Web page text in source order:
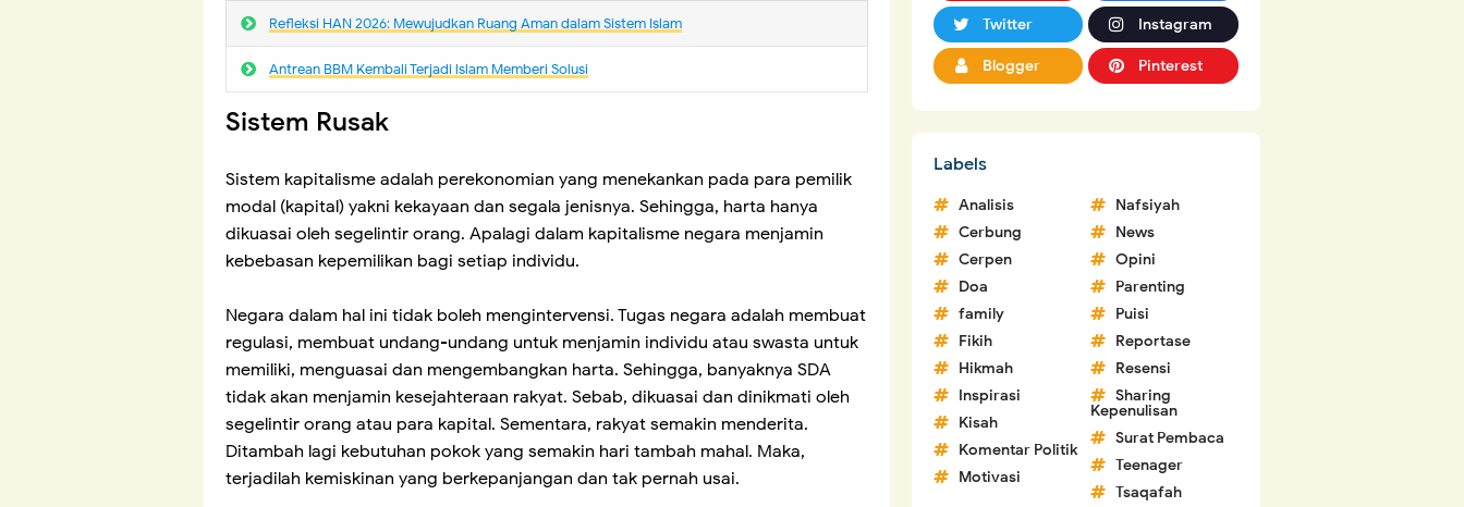
Refleksi HAN 2026: Mewujudkan Ruang Aman dalam Sistem Islam
Antrean BBM Kembali Terjadi lslam Memberi Solusi
Sistem Rusak
Sistem kapitalisme adalah perekonomian yang menekankan pada para pemilik
modal (kapital) yakni kekayaan dan segala jenisnya. Sehingga, harta hanya
dikuasai oleh segelintir orang. Apalagi dalam kapitalisme negara menjamin
kebebasan kepemilikan bagi setiap individu.
Negara dalam hal ini tidak boleh mengintervensi. Tugas negara adalah membuat
regulasi, membuat undang-undang untuk menjamin individu atau swasta untuk
memiliki, menguasai dan mengembangkan harta. Sehingga, banyaknya SDA
tidak akan menjamin kesejahteraan rakyat. Sebab, dikuasai dan dinikmati oleh
segelintir orang atau para kapital. Sementara, rakyat semakin menderita.
Ditambah lagi kebutuhan pokok yang semakin hari tambah mahal. Maka,
terjadilah kemiskinan yang berkepanjangan dan tak pernah usai.
Twitter Instagram
Blogger Pinterest
Labels
Analisis
Cerbung
Cerpen
Doa
family
Fikih
Hikmah
Inspirasi
Kisah
Komentar Politik
Motivasi
Nafsiyah
News
Opini
Parenting
Puisi
Reportase
Resensi
Sharing
Kepenulisan
Surat Pembaca
Teenager
Tsaqafah